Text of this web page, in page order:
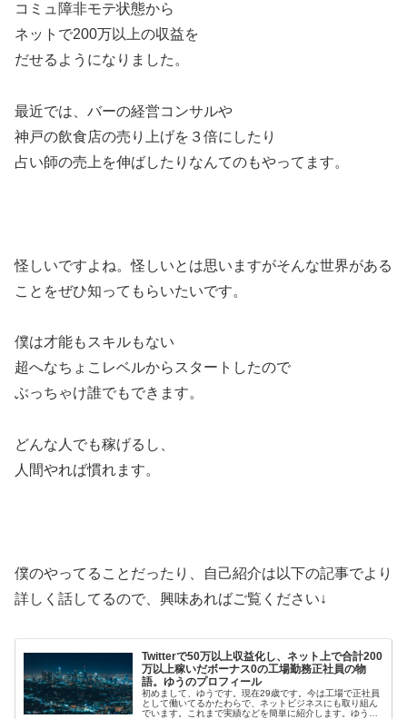
コミュ障非モテ状態から
ネットで200万以上の収益を
だせるようになりました。
最近では、バーの経営コンサルや
神戸の飲食店の売り上げを３倍にしたり
占い師の売上を伸ばしたりなんてのもやってます。
怪しいですよね。怪しいとは思いますがそんな世界がある
ことをぜひ知ってもらいたいです。
僕は才能もスキルもない
超へなちょこレベルからスタートしたので
ぶっちゃけ誰でもできます。
どんな人でも稼げるし、
人間やれば慣れます。
僕のやってることだったり、自己紹介は以下の記事でより
詳しく話してるので、興味あればご覧ください↓
Twitterで50万以上収益化し、ネット上で合計200
万以上稼いだボーナス0の工場勤務正社員の物
語。ゆうのプロフィール
初めまして、ゆうです。現在29歳です。今は工場で正社員
として働いてるかたわらで、ネットビジネスにも取り組ん
でいます。これまで実績などを簡単に紹介します。ゆうの